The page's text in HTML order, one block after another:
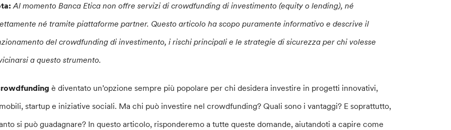
Al momento Banca Etica non offre servizi di crowdfunding di investimento (equity o lending), né
né tramite piattaforme partner. Questo articolo ha scopo puramente informativo e descrive il
del crowdfunding di investimento, i rischi principali e le strategie di sicurezza per chi volesse
a questo strumento.
è diventato un’opzione sempre più popolare per chi desidera investire in progetti innovativi,
startup e iniziative sociali. Ma chi può investire nel crowdfunding? Quali sono i vantaggi? E soprattutto,
si può guadagnare? In questo articolo, risponderemo a tutte queste domande, aiutandoti a capire come